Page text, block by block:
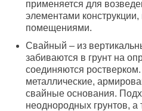
применяется для
элементами
помещениями.
Свайный – из
забиваются в грунт на
соединяются
металлические,
свайные основания.
неоднородных грунтов, а